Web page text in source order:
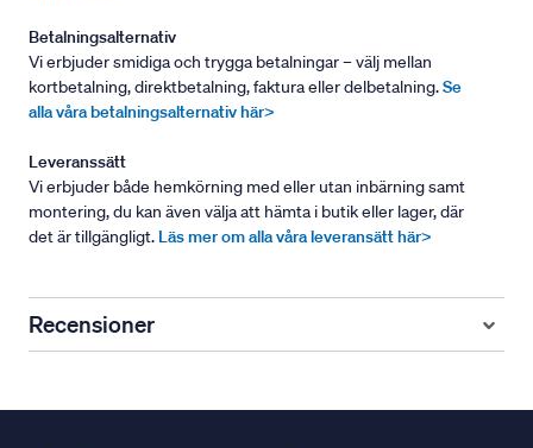
Betalningsalternativ
Vi erbjuder smidiga och trygga betalningar – välj mellan
kortbetalning, direktbetalning, faktura eller delbetalning.Se
alla våra betalningsalternativ här>
Leveranssätt
Vi erbjuder både hemkörning med eller utan inbärning samt
montering, du kan även välja att hämta i butik eller lager, där
det är tillgängligt. Läs mer om alla våra leveransätt här>
Recensioner